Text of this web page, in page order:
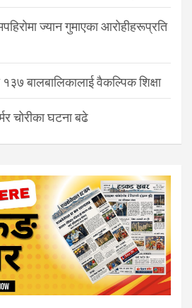
ज्यान गुमाएका आरोहीहरूप्रति
बालबालिकालाई वैकल्पिक शिक्षा
चोरीका घटना बढे